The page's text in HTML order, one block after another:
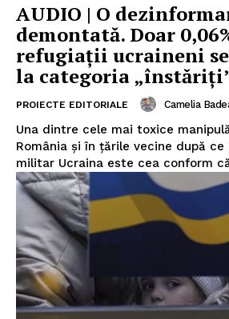
AUDIO | O
demontată. Doar
refugiații ucraineni
la categoria
PROIECTE EDITORIALE Camelia
Una dintre cele mai toxice
România și în țările vecine după ce
militar Ucraina este cea conform